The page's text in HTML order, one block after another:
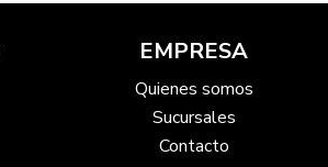
EMPRESA
Quienes somos
Sucursales
Contacto